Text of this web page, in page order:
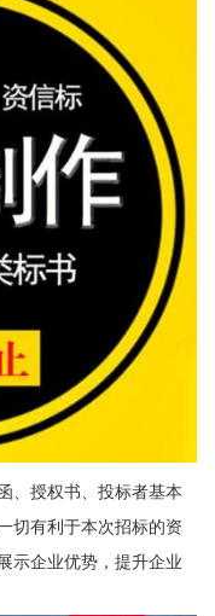
、授权书、投标者基本
切有利于本次招标的资
示企业优势，提升企业